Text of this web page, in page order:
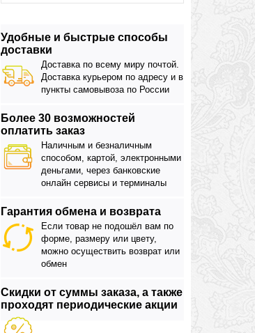
Удобные и быстрые способы
доставки
Доставка по всему миру почтой.
Доставка курьером по адресу и в
пункты самовывоза по России
Более 30 возможностей
оплатить заказ
Наличным и безналичным
способом, картой, электронными
деньгами, через банковские
онлайн сервисы и терминалы
Гарантия обмена и возврата
Если товар не подошёл вам по
форме, размеру или цвету,
можно осуществить возврат или
обмен
Скидки от суммы заказа, а также
проходят периодические акции